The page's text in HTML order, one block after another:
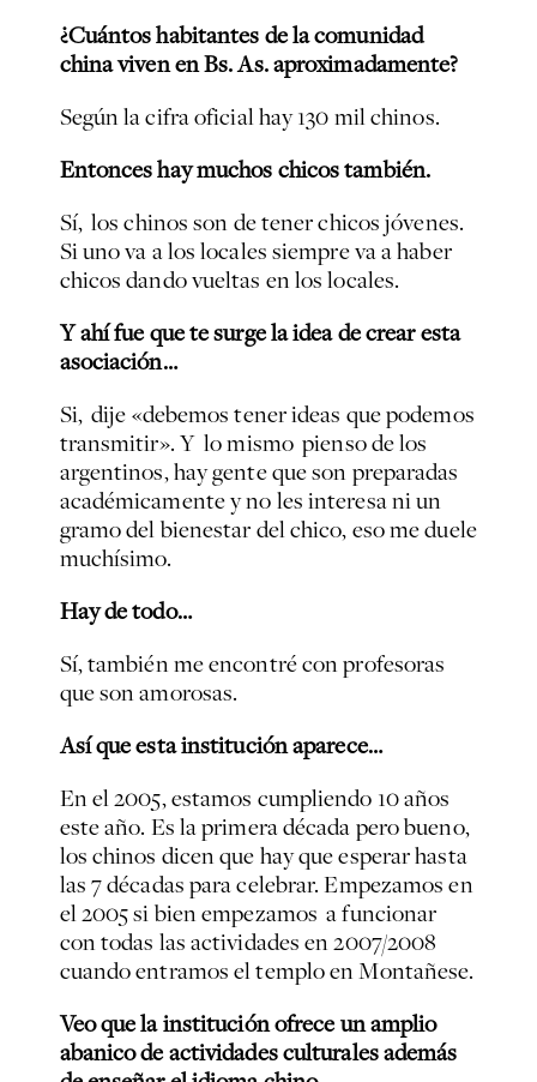
¿Cuántos habitantes de la comunidad
china viven en Bs. As. aproximadamente?
Según la cifra oficial hay 130 mil chinos.
Entonces hay muchos chicos también.
Sí, los chinos son de tener chicos jóvenes.
Si uno va a los locales siempre va a haber
chicos dando vueltas en los locales.
Y ahí fue que te surge la idea de crear esta
asociación…
Si, dije «debemos tener ideas que podemos
transmitir». Y lo mismo pienso de los
argentinos, hay gente que son preparadas
académicamente y no les interesa ni un
gramo del bienestar del chico, eso me duele
muchísimo.
Hay de todo…
Sí, también me encontré con profesoras
que son amorosas.
Así que esta institución aparece…
En el 2005, estamos cumpliendo 10 años
este año. Es la primera década pero bueno,
los chinos dicen que hay que esperar hasta
las 7 décadas para celebrar. Empezamos en
el 2005 si bien empezamos a funcionar
con todas las actividades en 2007/2008
cuando entramos el templo en Montañese.
Veo que la institución ofrece un amplio
abanico de actividades culturales además